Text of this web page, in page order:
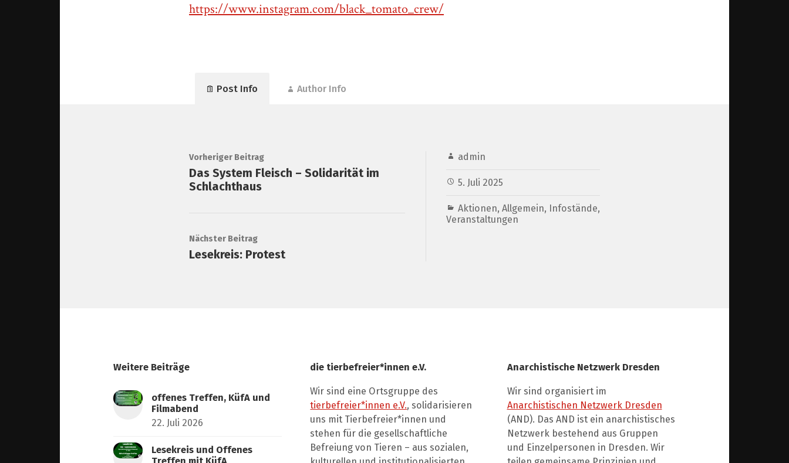
https://www.instagram.com/black_tomato_crew/
Post Info Author Info
admin
5. Juli 2025
Aktionen, Allgemein, Infostände,
Veranstaltungen
Vorheriger Beitrag
Das System Fleisch – Solidarität im
Schlachthaus
Nächster Beitrag
Lesekreis: Protest
Weitere Beiträge
offenes Treffen, KüfA und
Filmabend
22. Juli 2026
Lesekreis und Offenes
die tierbefreier*innen e.V.
Wir sind eine Ortsgruppe des
tierbefreier*innen e.V., solidarisieren
uns mit Tierbefreier*innen und
stehen für die gesellschaftliche
Befreiung von Tieren – aus sozialen,
Anarchistische Netzwerk Dresden
Wir sind organisiert im
Anarchistischen Netzwerk Dresden
(AND). Das AND ist ein anarchistisches
Netzwerk bestehend aus Gruppen
und Einzelpersonen in Dresden. Wir